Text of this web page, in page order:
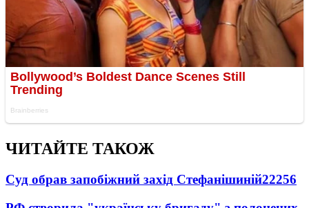
ЧИТАЙТЕ ТАКОЖ
Суд обрав запобіжний захід Стефанішиній22256